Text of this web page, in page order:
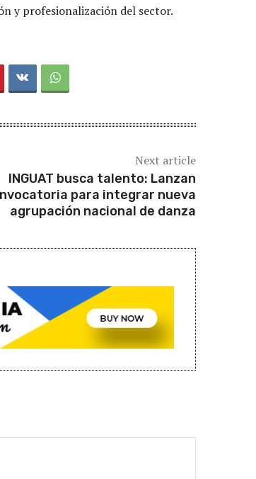
y profesionalización del sector.
Next article
INGUAT busca talento: Lanzan
para integrar nueva
agrupación nacional de danza